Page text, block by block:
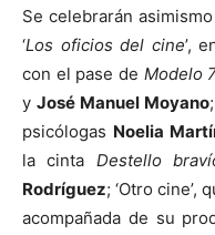
Se celebrarán
‘Los oficios del cine’,
con el pase de Modelo
yJosé Manuel Moyano
psicólogas Noelia
la cinta Destello
Rodríguez; ‘Otro cine’,
acompañada de su